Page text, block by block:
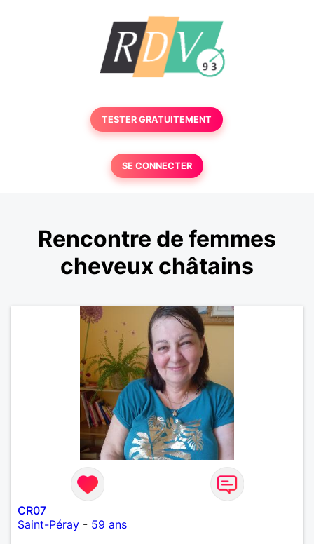
TESTER GRATUITEMENT
SE CONNECTER
Rencontre de femmes
cheveux châtains
CR07
Saint-Péray - 59 ans